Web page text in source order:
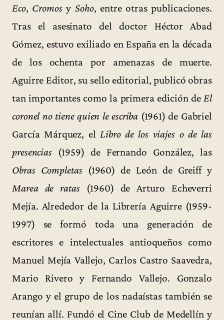
Eco, Cromosy Soho, entre otras publicaciones.
Tras el asesinato del doctor Héctor Abad
Gómez, estuvo exiliado en España en la década
de los ochenta por amenazas de muerte.
Aguirre Editor, su sello editorial, publicó obras
tan importantes como la primera edición deEl
coronel no tiene quien le escriba (1961) de Gabriel
García Márquez, el Libro de los viajes o de las
presencias (1959) de Fernando González, las
Obras Completas(1960) de León de Greiff y
Marea de ratas(1960) de Arturo Echeverri
Mejía. Alrededor de la Librería Aguirre (1959-
1997) se formó toda una generación de
escritores e intelectuales antioqueños como
Manuel Mejía Vallejo, Carlos Castro Saavedra,
Mario Rivero y Fernando Vallejo. Gonzalo
Arango y el grupo de los nadaístas también se
reunían allí. Fundó el Cine Club de Medellín y